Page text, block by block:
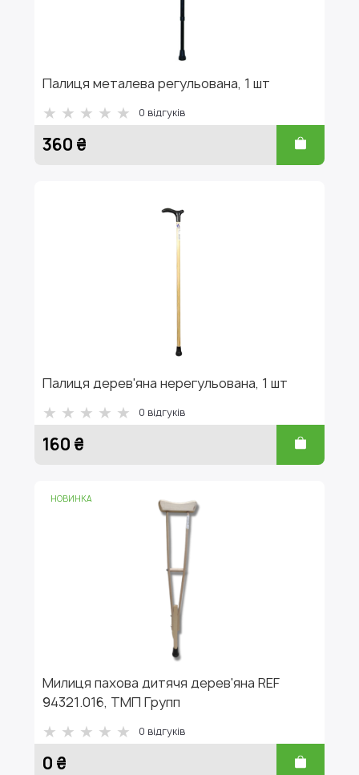
Палиця металева регульована, 1 шт
0 відгуків
360 ₴
Палиця дерев'яна нерегульована, 1 шт
0 відгуків
160 ₴
НОВИНКА
Милиця пахова дитячя дерев'яна REF
94321.016, ТМП Групп
0 відгуків
0 ₴